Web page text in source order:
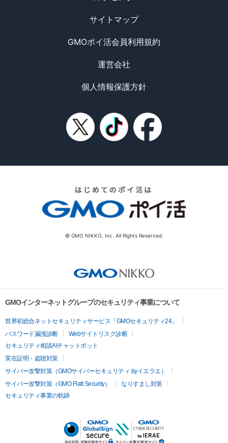
サイトマップ
GMOポイ活会員利用規約
運営会社
個人情報保護方針
© GMO NIKKO, Inc. All Rights Reserved.
GMOインターネットグループのセキュリティ事業について
世界初総合ネットセキュリティサービス「GMOセキュリティ24」
パスワード漏洩診断
Webサイトリスク診断
セキュリティ相談AIチャットボット
実在証明・盗聴対策
サイバー攻撃対策（GMOサイバーセキュリティ byイエラエ）
サイバー攻撃対策（GMO Flatt Security）
なりすまし対策
セキュリティ事業の軌跡